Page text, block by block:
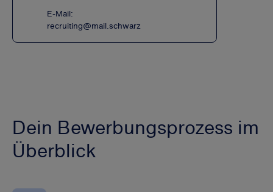
E-Mail:
recruiting@mail.schwarz
Dein Bewerbungsprozess im
Überblick